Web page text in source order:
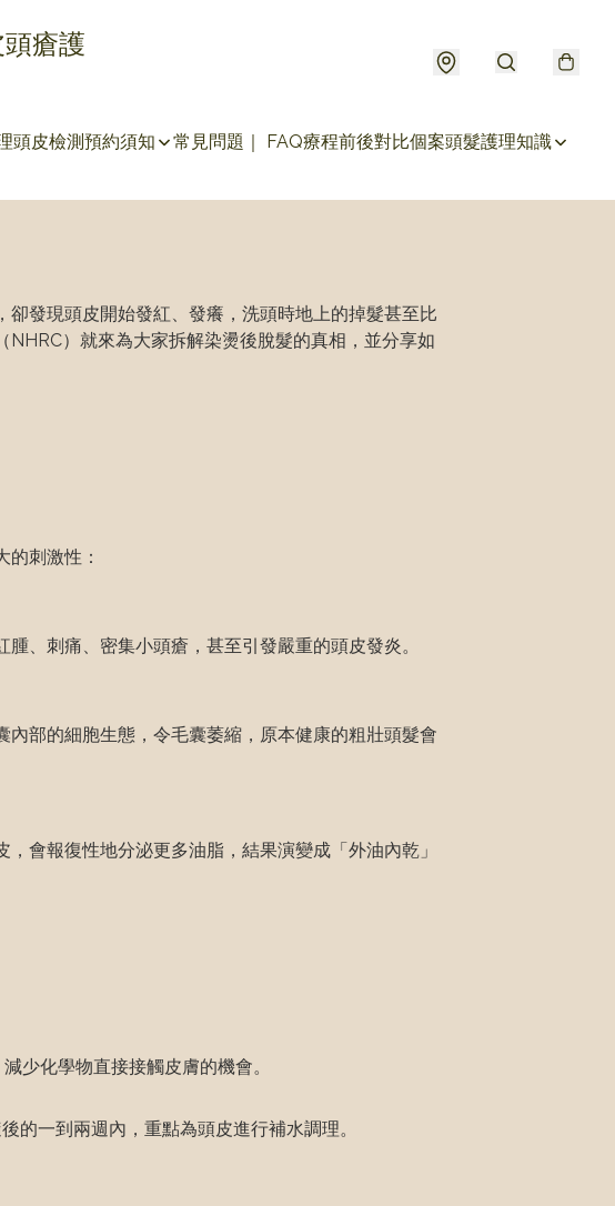
瘡護
頭皮檢測預約須知 常見問題｜ FAQ療程前後對比個案頭髮護理知識
發現頭皮開始發紅、發癢，洗頭時地上的掉髮甚至比
）就來為大家拆解染燙後脫髮的真相，並分享如
刺激性：
、刺痛、密集小頭瘡，甚至引發嚴重的頭皮發炎。
部的細胞生態，令毛囊萎縮，原本健康的粗壯頭髮會
會報復性地分泌更多油脂，結果演變成「外油內乾」
少化學物直接接觸皮膚的機會。
的一到兩週內，重點為頭皮進行補水調理。